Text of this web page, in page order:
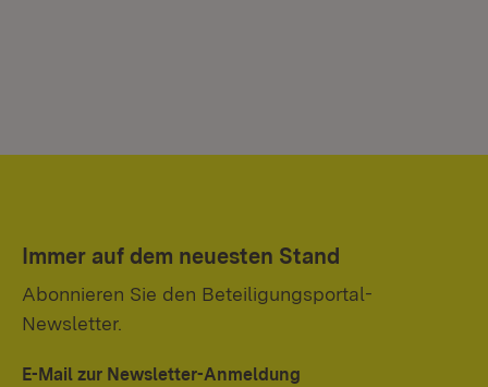
Immer auf dem neuesten Stand
Abonnieren Sie den Beteiligungsportal-
Newsletter.
E-Mail zur Newsletter-Anmeldung